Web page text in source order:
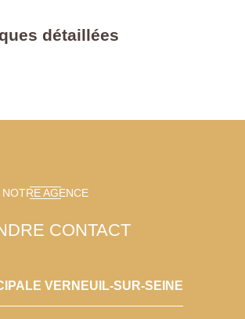
détaillées
NOTRE AGENCE
CONTACT
VERNEUIL-SUR-SEINE